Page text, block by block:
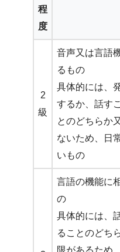
程
度
2
級
音声又は言語
るもの
具体的には、
するか、話す
とのどちらか
ないため、日
いもの
言語の機能に
の
具体的には、
ることのどち